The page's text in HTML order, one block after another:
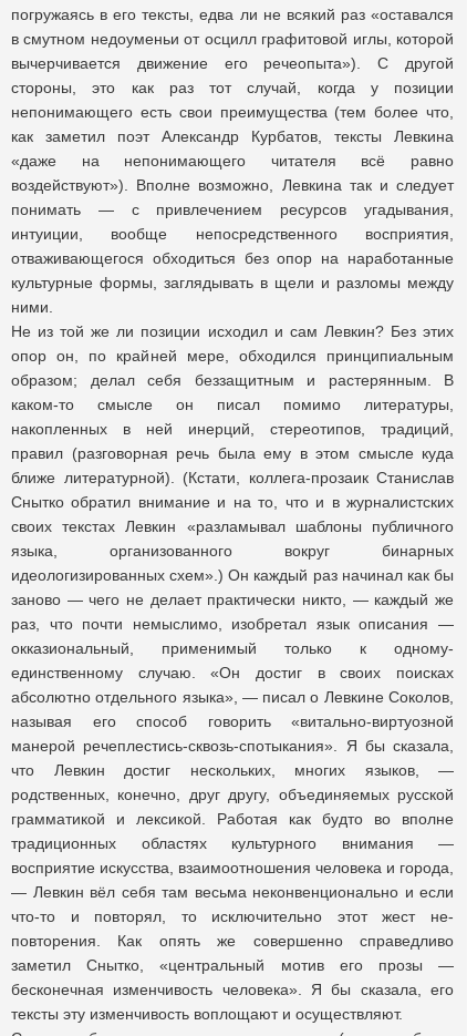
погружаясь в его тексты, едва ли не всякий раз «оставался
в смутном недоуменьи от осцилл графитовой иглы, которой
вычерчивается движение его речеопыта»). С другой
стороны, это как раз тот случай, когда у позиции
непонимающего есть свои преимущества (тем более что,
как заметил поэт Александр Курбатов, тексты Левкина
«даже на непонимающего читателя всё равно
воздействуют»). Вполне возможно, Левкина так и следует
понимать — с привлечением ресурсов угадывания,
интуиции, вообще непосредственного восприятия,
отваживающегося обходиться без опор на наработанные
культурные формы, заглядывать в щели и разломы между
ними.
Не из той же ли позиции исходил и сам Левкин? Без этих
опор он, по крайней мере, обходился принципиальным
образом; делал себя беззащитным и растерянным. В
каком-то смысле он писал помимо литературы,
накопленных в ней инерций, стереотипов, традиций,
правил (разговорная речь была ему в этом смысле куда
ближе литературной). (Кстати, коллега-прозаик Станислав
Снытко обратил внимание и на то, что и в журналистских
своих текстах Левкин «разламывал шаблоны публичного
языка, организованного вокруг бинарных
идеологизированных схем».) Он каждый раз начинал как бы
заново — чего не делает практически никто, — каждый же
раз, что почти немыслимо, изобретал язык описания —
окказиональный, применимый только к одному-
единственному случаю. «Он достиг в своих поисках
абсолютно отдельного языка», — писал о Левкине Соколов,
называя его способ говорить «витально-виртуозной
манерой речеплестись-сквозь-спотыкания». Я бы сказала,
что Левкин достиг нескольких, многих языков, —
родственных, конечно, друг другу, объединяемых русской
грамматикой и лексикой. Работая как будто во вполне
традиционных областях культурного внимания —
восприятие искусства, взаимоотношения человека и города,
— Левкин вёл себя там весьма неконвенционально и если
что-то и повторял, то исключительно этот жест не-
повторения. Как опять же совершенно справедливо
заметил Снытко, «центральный мотив его прозы —
бесконечная изменчивость человека». Я бы сказала, его
тексты эту изменчивость воплощают и осуществляют.